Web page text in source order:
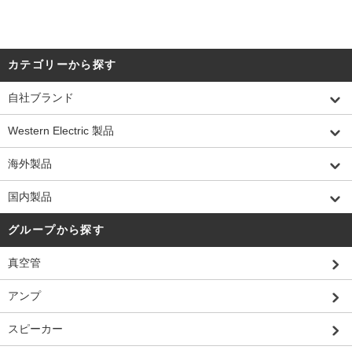
カテゴリーから探す
自社ブランド
Western Electric 製品
海外製品
国内製品
グループから探す
真空管
アンプ
スピーカー